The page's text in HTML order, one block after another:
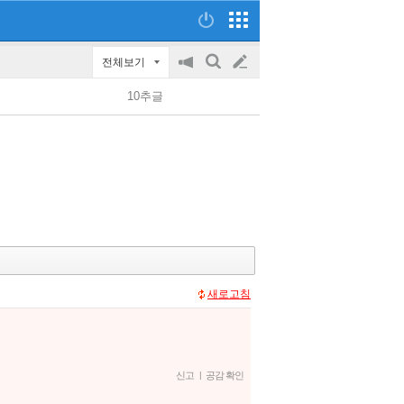
전체보기
공
on/off
검
글
쓰
10추글
새로고침
신고 | 공감 확인